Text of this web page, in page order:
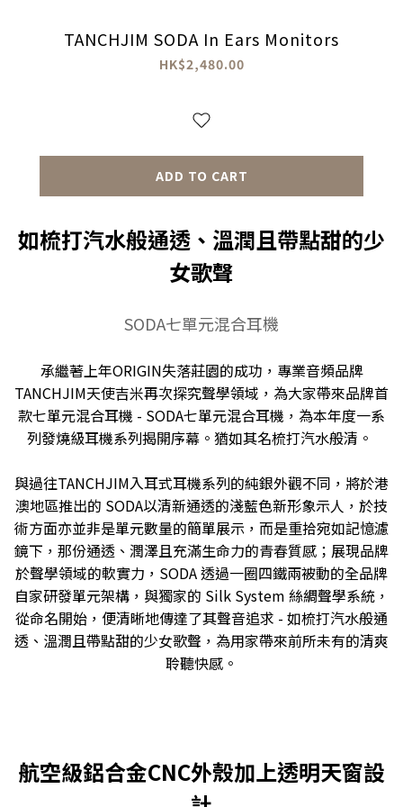
TANCHJIM SODA In Ears Monitors
HK$2,480.00
ADD TO CART
如梳打汽水般通透、溫潤且帶點甜的少
女歌聲
SODA七單元混合耳機
承繼著上年ORIGIN失落莊園的成功，專業音頻品牌
TANCHJIM天使吉米再次探究聲學領域，為大家帶來品牌首
款七單元混合耳機 - SODA七單元混合耳機，為本年度一系
列發燒級耳機系列揭開序幕。猶如其名梳打汽水般清。
與過往TANCHJIM入耳式耳機系列的純銀外觀不同，將於港
澳地區推出的 SODA以清新通透的淺藍色新形象示人，於技
術方面亦並非是單元數量的簡單展示，而是重拾宛如記憶濾
鏡下，那份通透、潤澤且充滿生命力的青春質感；展現品牌
於聲學領域的軟實力，SODA 透過一圈四鐵兩被動的全品牌
自家研發單元架構，與獨家的 Silk System 絲綢聲學系統，
從命名開始，便清晰地傳達了其聲音追求 - 如梳打汽水般通
透、溫潤且帶點甜的少女歌聲，為用家帶來前所未有的清爽
聆聽快感。
航空級鋁合金CNC外殼加上透明天窗設